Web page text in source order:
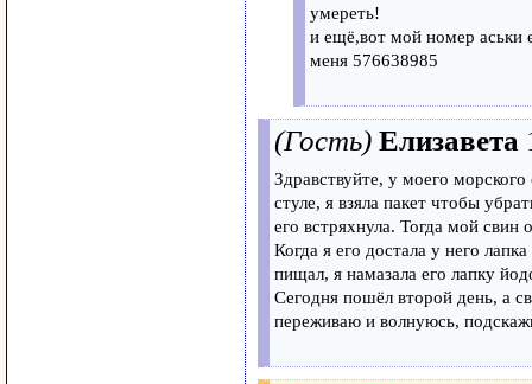
умереть!
и ещё,вот мой номер аськи
меня 576638985
(Гость) Елизавета
Здравствуйте, у моего
стуле, я взяла пакет чтобы
его встряхнула. Тогда мой свин
Когда я его достала у него
пищал, я намазала его лапку
Сегодня пошёл второй день, а
переживаю и волнуюсь,